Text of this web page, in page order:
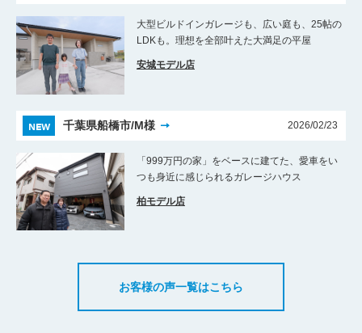
大型ビルドインガレージも、広い庭も、25帖の
LDKも。理想を全部叶えた大満足の平屋
安城モデル店
NEW 千葉県船橋市/M様 2026/02/23
「999万円の家」をベースに建てた、愛車をい
つも身近に感じられるガレージハウス
柏モデル店
お客様の声一覧はこちら